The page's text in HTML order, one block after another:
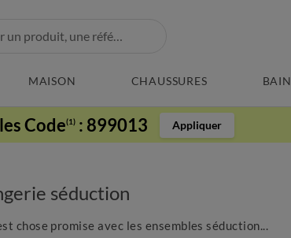
MAISON CHAUSSURES BAIN
Code(1) : 899013 Appliquer
séduction
chose promise avec les ensembles séduction...